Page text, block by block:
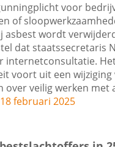
voor
of
asbest wordt
dat staatssecretaris
internetconsultatie.
voort uit een wijziging
over veilig werken met
februari 2025